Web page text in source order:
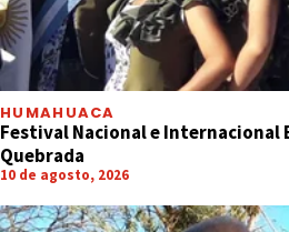
HUMAHUACA
Festival Nacional e Internacional
Quebrada
10 de agosto, 2026